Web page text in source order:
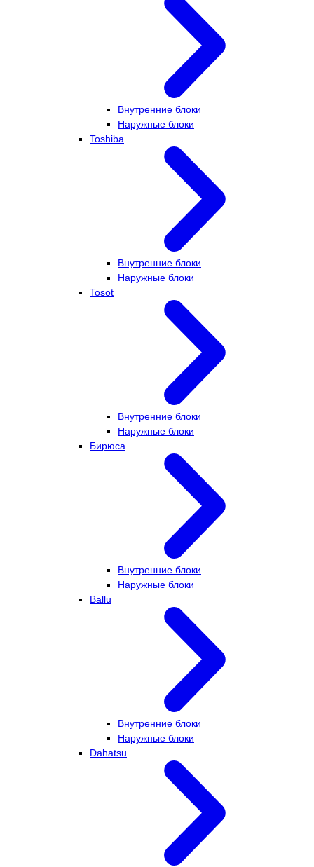
Внутренние блоки
Наружные блоки
Toshiba
Внутренние блоки
Наружные блоки
Tosot
Внутренние блоки
Наружные блоки
Бирюса
Внутренние блоки
Наружные блоки
Ballu
Внутренние блоки
Наружные блоки
Dahatsu